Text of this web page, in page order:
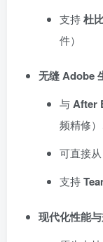
支持杜
件）
无缝 Adobe
与After
频精修）
可直接从
支持
现代化性能